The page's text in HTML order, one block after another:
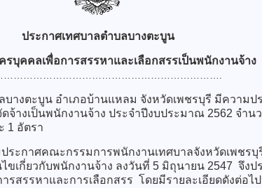
ประกาศเทศบาลตำบลบางตะบูน
รบุคคลเพื่อการสรรหาและเลือกสรรเป็นพนักงานจ้าง
างตะบูน อำเภอบ้านแหลม จังหวัดเพชรบุรี มีความป
จ้างเป็นพนักงานจ้าง ประจำปีงบประมาณ 2562 จำน
1 อัตรา
ะกาศคณะกรรมการพนักงานเทศบาลจังหวัดเพชรบุรี
ขเกี่ยวกับพนักงานจ้าง ลงวันที่ 5 มิถุนายน 2547 จึงป
รสรรหาและการเลือกสรร โดยมีรายละเอียดดังต่อไ